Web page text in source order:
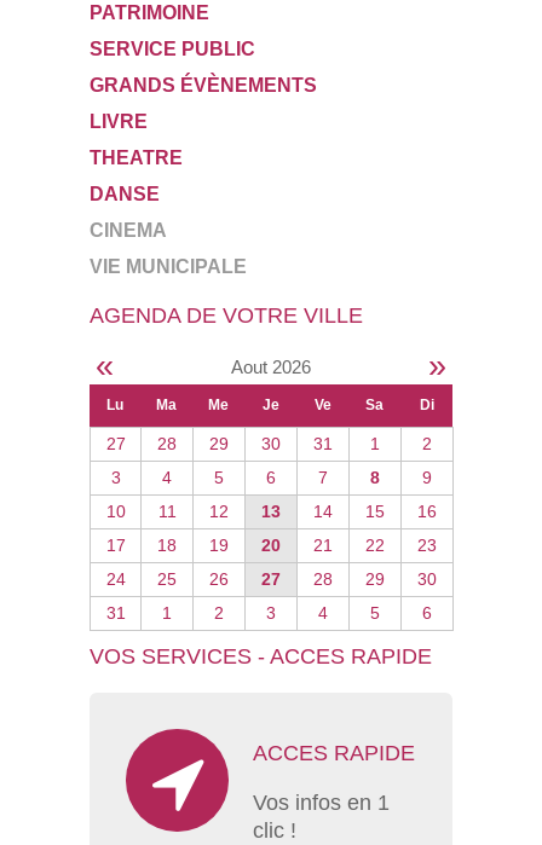
PATRIMOINE
SERVICE PUBLIC
GRANDS ÉVÈNEMENTS
LIVRE
THEATRE
DANSE
CINEMA
VIE MUNICIPALE
AGENDA DE VOTRE VILLE
« Aout 2026 »
Lu Ma Me Je Ve Sa Di
27 28 29 30 31 1
2
3
4 5 6 7 8
9
10
11 12 13 14 15
16
17
18 19 20 21 22
23
24
25 26 27 28 29
30
31
1 2 3 4 5 6
VOS SERVICES - ACCES RAPIDE
ACCES RAPIDE
Vos infos en 1
clic !